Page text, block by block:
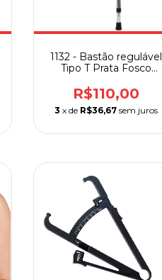
1132 - Bastão regulável
Tipo T Prata Fosco
R$110,00
3 x de R$36,67 sem juros